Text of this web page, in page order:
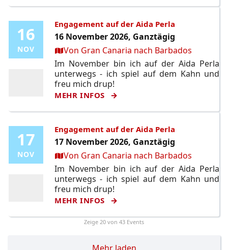
16
NOV
16
NOV
Engagement auf der Aida Perla
16 November 2026, Ganztägig
Ort:Von Gran Canaria nach Barbados
Im November bin ich auf der Aida Perla
unterwegs - ich spiel auf dem Kahn und
freu mich drup!
MEHR INFOS
17
NOV
17
NOV
Engagement auf der Aida Perla
17 November 2026, Ganztägig
Ort:Von Gran Canaria nach Barbados
Im November bin ich auf der Aida Perla
unterwegs - ich spiel auf dem Kahn und
freu mich drup!
MEHR INFOS
Zeige 20 von 43 Events